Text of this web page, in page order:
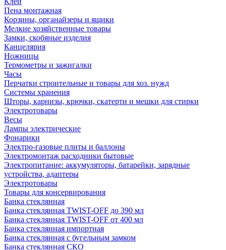
Пена монтажная
Корзины, органайзеры и ящики
Мелкие хозяйственные товары
Замки, скобяные изделия
Канцелярия
Ножницы
Термометры и зажигалки
Часы
Перчатки строительные и товары для хоз. нужд
Системы хранения
Шторы, карнизы, крючки, скатерти и мешки для стирки
Электротовары
Весы
Лампы электрические
Фонарики
Электро-газовые плиты и баллоны
Электромонтаж расходники бытовые
Электропитание: аккумуляторы, батарейки, зарядные
устройства, адаптеры
Электротовары
Товары для консервирования
Банка стеклянная
Банка стеклянная TWIST-OFF до 390 мл
Банка стеклянная TWIST-OFF от 400 мл
Банка стеклянная импортная
Банка стеклянная с бугельным замком
Банка стеклянная СКО